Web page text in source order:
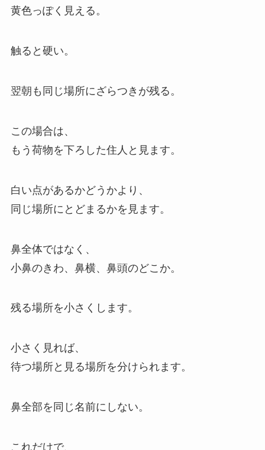
黄色っぽく見える。
触ると硬い。
翌朝も同じ場所にざらつきが残る。
この場合は、
もう荷物を下ろした住人と見ます。
白い点があるかどうかより、
同じ場所にとどまるかを見ます。
鼻全体ではなく、
小鼻のきわ、鼻横、鼻頭のどこか。
残る場所を小さくします。
小さく見れば、
待つ場所と見る場所を分けられます。
鼻全部を同じ名前にしない。
これだけで、